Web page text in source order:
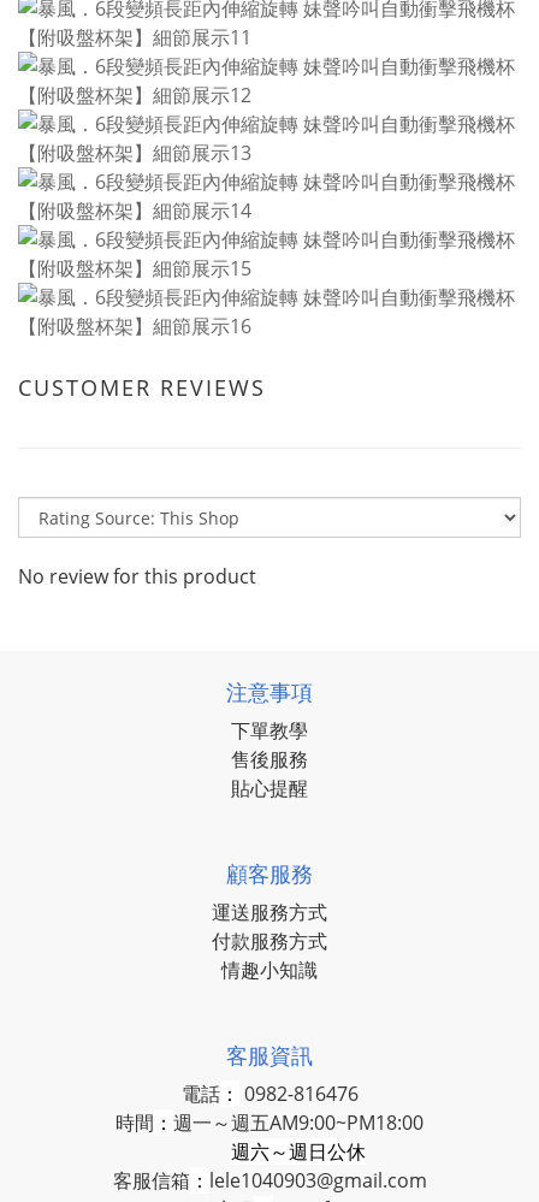
CUSTOMER REVIEWS
No review for this product
注意事項
下單教學
售後服務
貼心提醒
顧客服務
運送服務方式
付款服務方式
情趣小知識
客服資訊
電話： 0982-816476
時間 ： 週一～週五AM9:00~PM18:00
週六～週日公休
客服信箱 ： lele1040903@gmail.com